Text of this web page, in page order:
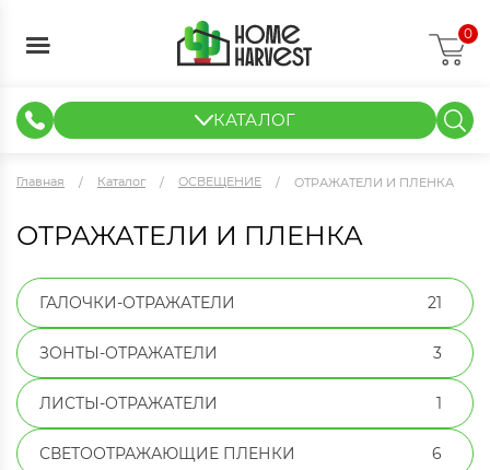
0
КАТАЛОГ
Главная Каталог ОСВЕЩЕНИЕ ОТРАЖАТЕЛИ И ПЛЕНКА
ОТРАЖАТЕЛИ И ПЛЕНКА
ГАЛОЧКИ-ОТРАЖАТЕЛИ 21
ЗОНТЫ-ОТРАЖАТЕЛИ 3
ЛИСТЫ-ОТРАЖАТЕЛИ 1
СВЕТООТРАЖАЮЩИЕ ПЛЕНКИ 6